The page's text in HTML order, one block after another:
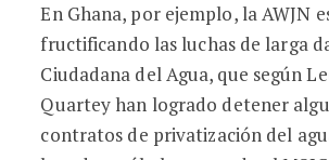
En Ghana, por ejemplo, la AWJN
fructificando las luchas de larga
Ciudadana del Agua, que según
Quartey han logrado detener
contratos de privatización del